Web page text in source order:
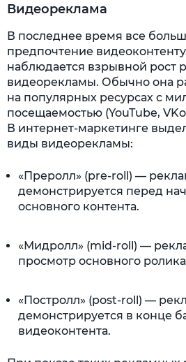
Видеореклама
В последнее время все
предпочтение
наблюдается взрывной рост
видеорекламы. Обычно она
на популярных ресурсах с
посещаемостью (YouTube,
В интернет-маркетинге
виды видеорекламы:
«Преролл» (pre-roll) —
демонстрируется перед
основного контента.
«Мидролл» (mid-roll) —
просмотр основного
«Постролл» (post-roll) —
демонстрируется в конце
видеоконтента.